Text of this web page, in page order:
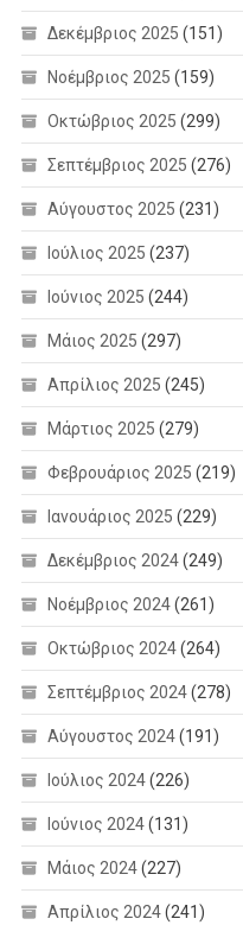
Δεκέμβριος 2025 (151)
Νοέμβριος 2025 (159)
Οκτώβριος 2025 (299)
Σεπτέμβριος 2025 (276)
Αύγουστος 2025 (231)
Ιούλιος 2025 (237)
Ιούνιος 2025 (244)
Μάιος 2025 (297)
Απρίλιος 2025 (245)
Μάρτιος 2025 (279)
Φεβρουάριος 2025 (219)
Ιανουάριος 2025 (229)
Δεκέμβριος 2024(249)
Νοέμβριος 2024(261)
Οκτώβριος 2024(264)
Σεπτέμβριος 2024(278)
Αύγουστος 2024(191)
Ιούλιος 2024(226)
Ιούνιος 2024(131)
Μάιος 2024(227)
Απρίλιος 2024(241)